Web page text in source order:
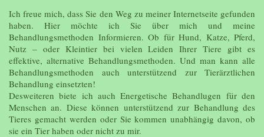
Ich freue mich, dass Sie den Weg zu meiner Internetseite gefunden
haben. Hier möchte ich Sie über mich und meine
Behandlungsmethoden Informieren. Ob für Hund, Katze, Pferd,
Nutz – oder Kleintier bei vielen Leiden Ihrer Tiere gibt es
effektive, alternative Behandlungsmethoden. Und man kann alle
Behandlungsmethoden auch unterstützend zur Tierärztlichen
Behandlung einsetzten!
Desweiteren biete ich auch Energetische Behandlugen für den
Menschen an. Diese können unterstützend zur Behandlung des
Tieres gemacht werden oder Sie kommen unabhängig davon, ob
sie ein Tier haben oder nicht zu mir.